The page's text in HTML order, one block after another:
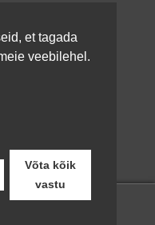
et tagada
veebilehel.
Võta kõik
vastu